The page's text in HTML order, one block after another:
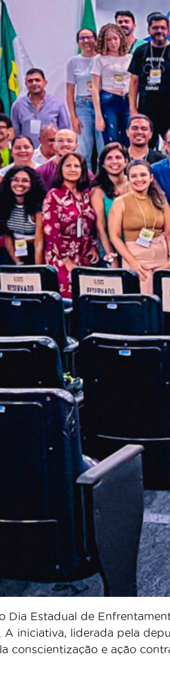
Estadual de
iniciativa, liderada pela
conscientização e ação